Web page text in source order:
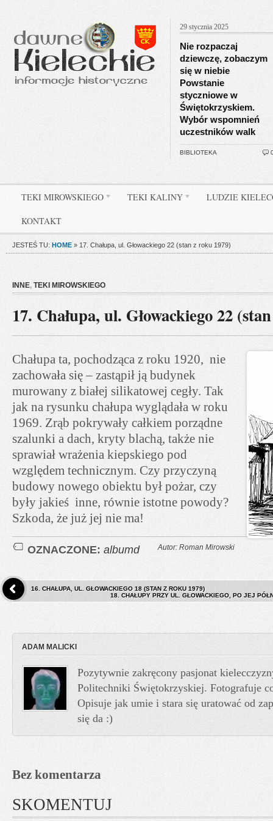
29 stycznia 2025
Nie rozpaczaj
dziewczę, zobaczym
się w niebie
Powstanie
styczniowe w
Świętokrzyskiem.
Wybór wspomnień
uczestników walk
BIBLIOTEKA
TEKI MIROWSKIEGO TEKI KALINY LUDZIE
KONTAKT
JESTEŚ TU: HOME » 17. Chałupa, ul. Głowackiego 22 (stan z roku 1979)
INNE, TEKI MIROWSKIEGO
17. Chałupa, ul. Głowackiego 22
Chałupa ta, pochodząca z roku 1920, nie
zachowała się – zastąpił ją budynek
murowany z białej silikatowej cegły. Tak
jak na rysunku chałupa wyglądała w roku
1969. Zrąb pokrywały całkiem porządne
szalunki a dach, kryty blachą, także nie
sprawiał wrażenia kiepskiego pod
względem technicznym. Czy przyczyną
budowy nowego obiektu był pożar, czy
były jakieś inne, równie istotne powody?
Szkoda, że już jej nie ma!
OZNACZONE: albumd Autor: Roman Mirowski
16. CHAŁUPA, UL. GŁOWACKIEGO 18 (STAN Z ROKU 1979)
18. CHAŁUPY PRZY UL. GŁOWACKIEGO, PO JEJ
ADAM MALICKI
Pozytywnie zakręcony pasjonat
Politechniki Świętokrzyskiej. Fotografuje
Opisuje jak umie i stara się uratować od
się da :)
Bez komentarza
SKOMENTUJ